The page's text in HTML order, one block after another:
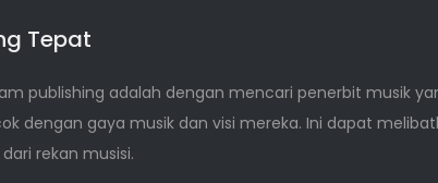
Tepat
publishing adalah dengan mencari penerbit musik
dengan gaya musik dan visi mereka. Ini dapat
rekan musisi.